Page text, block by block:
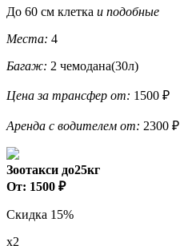
До 60 см клетка и подобные
Места: 4
Багаж: 2 чемодана(30л)
Цена за трансфер от: 1500 ₽
Аренда с водителем от: 2300 ₽
Зоотакси до25кг
От: 1500 ₽
Скидка 15%
x2